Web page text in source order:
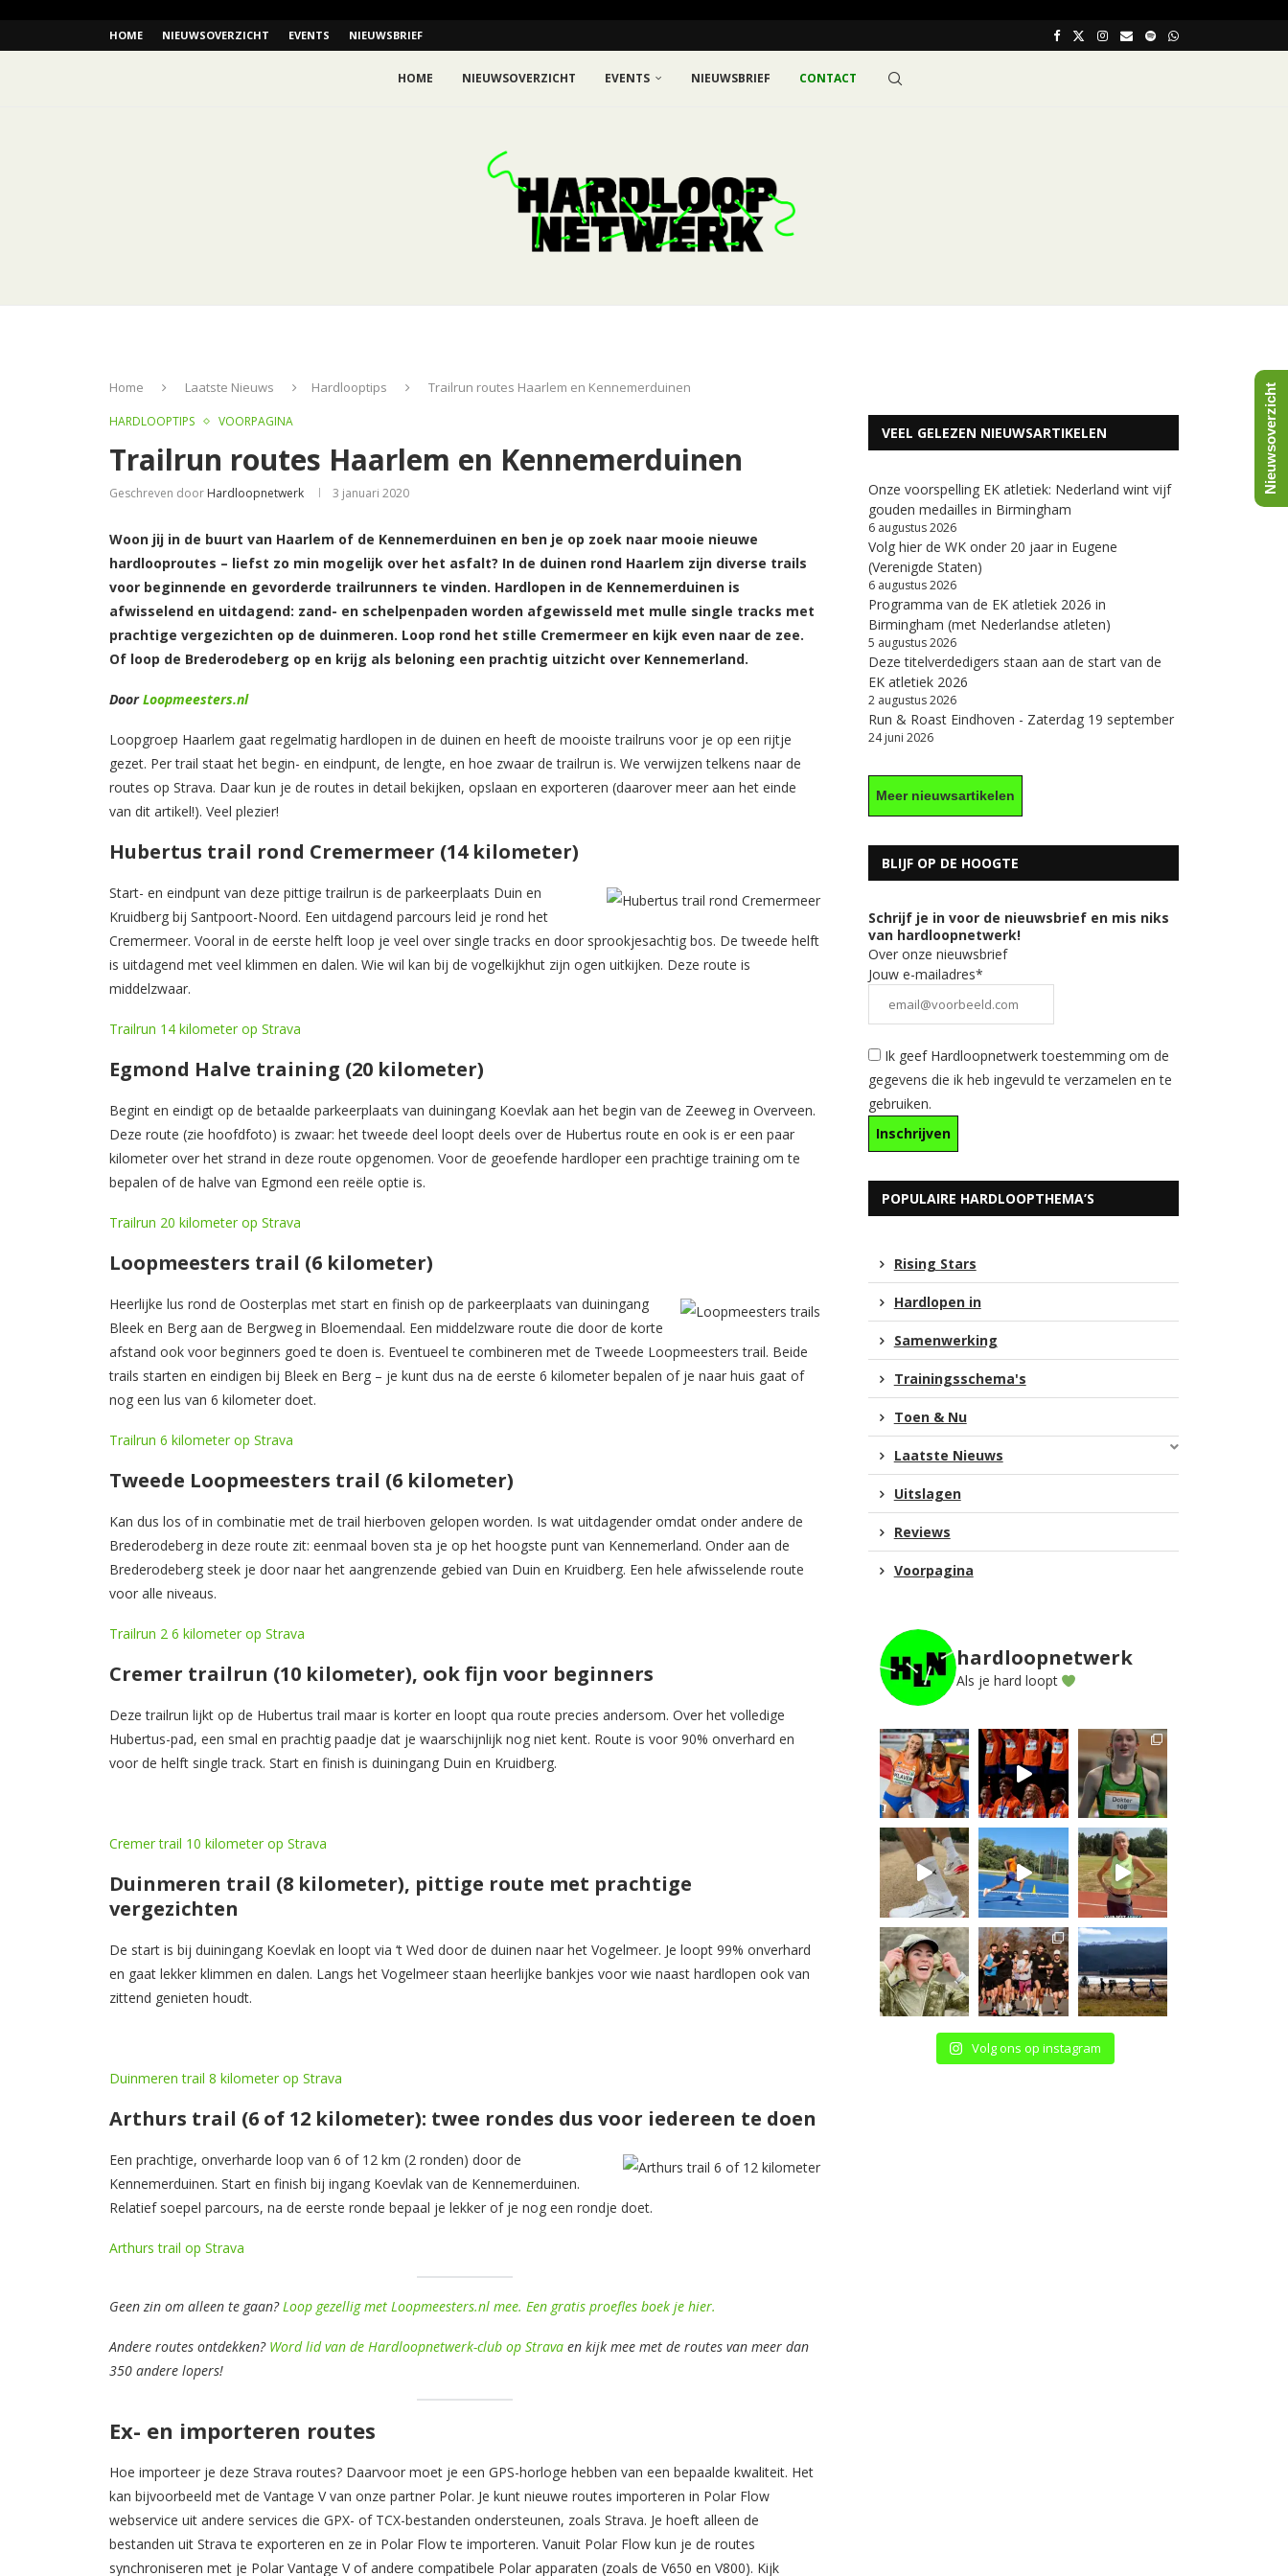
HOME NIEUWSOVERZICHT EVENTS NIEUWSBRIEF
HOME NIEUWSOVERZICHT EVENTS NIEUWSBRIEF CONTACT
Home Laatste Nieuws Hardlooptips Trailrun routes Haarlem en Kennemerduinen
HARDLOOPTIPS VOORPAGINA
Trailrun routes Haarlem en Kennemerduinen
Geschreven door Hardloopnetwerk 3 januari 2020
Woon jij in de buurt van Haarlem of de Kennemerduinen en ben je op zoek naar mooie nieuwe
hardlooproutes – liefst zo min mogelijk over het asfalt? In de duinen rond Haarlem zijn diverse trails
voor beginnende en gevorderde trailrunners te vinden. Hardlopen in de Kennemerduinen is
afwisselend en uitdagend: zand- en schelpenpaden worden afgewisseld met mulle single tracks met
prachtige vergezichten op de duinmeren. Loop rond het stille Cremermeer en kijk even naar de zee.
Of loop de Brederodeberg op en krijg als beloning een prachtig uitzicht over Kennemerland.
DoorLoopmeesters.nl
Loopgroep Haarlem gaat regelmatig hardlopen in de duinen en heeft de mooiste trailruns voor je op een rijtje
gezet. Per trail staat het begin- en eindpunt, de lengte, en hoe zwaar de trailrun is. We verwijzen telkens naar de
routes op Strava. Daar kun je de routes in detail bekijken, opslaan en exporteren (daarover meer aan het einde
van dit artikel!). Veel plezier!
Hubertus trail rond Cremermeer (14 kilometer)
Start- en eindpunt van deze pittige trailrun is de parkeerplaats Duin en
Kruidberg bij Santpoort-Noord. Een uitdagend parcours leid je rond het
Cremermeer. Vooral in de eerste helft loop je veel over single tracks en door sprookjesachtig bos. De tweede helft
is uitdagend met veel klimmen en dalen. Wie wil kan bij de vogelkijkhut zijn ogen uitkijken. Deze route is
middelzwaar.
Trailrun 14 kilometer op Strava
Egmond Halve training (20 kilometer)
Begint en eindigt op de betaalde parkeerplaats van duiningang Koevlak aan het begin van de Zeeweg in Overveen.
Deze route (zie hoofdfoto) is zwaar: het tweede deel loopt deels over de Hubertus route en ook is er een paar
kilometer over het strand in deze route opgenomen. Voor de geoefende hardloper een prachtige training om te
bepalen of de halve van Egmond een reële optie is.
Trailrun 20 kilometer op Strava
Loopmeesters trail (6 kilometer)
Heerlijke lus rond de Oosterplas met start en finish op de parkeerplaats van duiningang
Bleek en Berg aan de Bergweg in Bloemendaal. Een middelzware route die door de korte
afstand ook voor beginners goed te doen is. Eventueel te combineren met de Tweede Loopmeesters trail. Beide
trails starten en eindigen bij Bleek en Berg – je kunt dus na de eerste 6 kilometer bepalen of je naar huis gaat of
nog een lus van 6 kilometer doet.
Trailrun 6 kilometer op Strava
Tweede Loopmeesters trail (6 kilometer)
Kan dus los of in combinatie met de trail hierboven gelopen worden. Is wat uitdagender omdat onder andere de
Brederodeberg in deze route zit: eenmaal boven sta je op het hoogste punt van Kennemerland. Onder aan de
Brederodeberg steek je door naar het aangrenzende gebied van Duin en Kruidberg. Een hele afwisselende route
voor alle niveaus.
Trailrun 2 6 kilometer op Strava
Cremer trailrun (10 kilometer), ook fijn voor beginners
Deze trailrun lijkt op de Hubertus trail maar is korter en loopt qua route precies andersom. Over het volledige
Hubertus-pad, een smal en prachtig paadje dat je waarschijnlijk nog niet kent. Route is voor 90% onverhard en
voor de helft single track. Start en finish is duiningang Duin en Kruidberg.
Cremer trail 10 kilometer op Strava
Duinmeren trail (8 kilometer), pittige route met prachtige
vergezichten
De start is bij duiningang Koevlak en loopt via ‘t Wed door de duinen naar het Vogelmeer. Je loopt 99% onverhard
en gaat lekker klimmen en dalen. Langs het Vogelmeer staan heerlijke bankjes voor wie naast hardlopen ook van
zittend genieten houdt.
Duinmeren trail 8 kilometer op Strava
Arthurs trail (6 of 12 kilometer): twee rondes dus voor iedereen te doen
Een prachtige, onverharde loop van 6 of 12 km (2 ronden) door de
Kennemerduinen. Start en finish bij ingang Koevlak van de Kennemerduinen.
Relatief soepel parcours, na de eerste ronde bepaal je lekker of je nog een rondje doet.
Arthurs trail op Strava
Geen zin om alleen te gaan?Loop gezellig met Loopmeesters.nl mee. Een gratis proefles boek je hier.
Andere routes ontdekken? Word lid van de Hardloopnetwerk-club op Strava en kijk mee met de routes van meer dan
350 andere lopers!
Ex- en importeren routes
Hoe importeer je deze Strava routes? Daarvoor moet je een GPS-horloge hebben van een bepaalde kwaliteit. Het
kan bijvoorbeeld met de Vantage V van onze partner Polar. Je kunt nieuwe routes importeren in Polar Flow
webservice uit andere services die GPX- of TCX-bestanden ondersteunen, zoals Strava. Je hoeft alleen de
bestanden uit Strava te exporteren en ze in Polar Flow te importeren. Vanuit Polar Flow kun je de routes
synchroniseren met je Polar Vantage V of andere compatibele Polar apparaten (zoals de V650 en V800). Kijk
VEEL GELEZEN NIEUWSARTIKELEN
Onze voorspelling EK atletiek: Nederland wint vijf
gouden medailles in Birmingham
6 augustus 2026
Volg hier de WK onder 20 jaar in Eugene
(Verenigde Staten)
6 augustus 2026
Programma van de EK atletiek 2026 in
Birmingham (met Nederlandse atleten)
5 augustus 2026
Deze titelverdedigers staan aan de start van de
EK atletiek 2026
2 augustus 2026
Run & Roast Eindhoven - Zaterdag 19 september
24 juni 2026
Meer nieuwsartikelen
BLIJF OP DE HOOGTE
Schrijf je in voor de nieuwsbrief en mis niks
van hardloopnetwerk!
Over onze nieuwsbrief
Jouw e-mailadres*
Ik geef Hardloopnetwerk toestemming om de
gegevens die ik heb ingevuld te verzamelen en te
gebruiken.
POPULAIRE HARDLOOPTHEMA’S
Rising Stars
Hardlopen in
Samenwerking
Trainingsschema's
Toen & Nu
Laatste Nieuws
Uitslagen
Reviews
Voorpagina
hardloopnetwerk
Als je hard loopt
Volg ons op instagram
Nieuwsoverzicht